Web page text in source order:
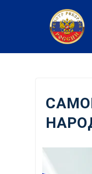
содержанию